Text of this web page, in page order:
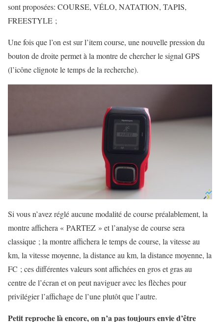
sont proposées: COURSE, VÉLO, NATATION, TAPIS,
FREESTYLE ;
Une fois que l’on est sur l’item course, une nouvelle pression du
bouton de droite permet à la montre de chercher le signal GPS
(l’icône clignote le temps de la recherche).
Si vous n’avez réglé aucune modalité de course préalablement, la
montre affichera « PARTEZ » et l’analyse de course sera
classique ; la montre affichera le temps de course, la vitesse au
km, la vitesse moyenne, la distance au km, la distance moyenne, la
FC ; ces différentes valeurs sont affichées en gros et gras au
centre de l’écran et on peut naviguer avec les flèches pour
privilégier l’affichage de l’une plutôt que l’autre.
Petit reproche là encore, on n’a pas toujours envie d’être